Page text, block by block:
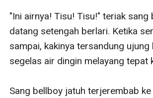
"Ini airnya! Tisu! Tisu!" teriak sang
datang setengah berlari. Ketika
sampai, kakinya tersandung ujung
segelas air dingin melayang tepat
Sang bellboy jatuh terjerembab ke